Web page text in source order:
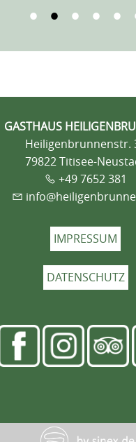
1 2 3 4 5
GASTHAUS
Heiligenbrunnenstr.
79822 Titisee-
+49 7652 381
IMPRESSUM
DATENSCHUTZ